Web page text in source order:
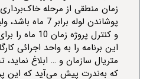
زمان منطقی از مرحله خاک‌برداری تا
پوشاندن لوله برابر 7 ماه
و کنترل پروژه زمان 10 ماه را برای آن
این برنامه را به واحد اجرائی کارگاه،
متریال سازمان و … ابلاغ نماید،